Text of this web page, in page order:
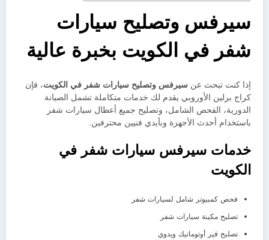
سيرفس وتصليح سيارات
شفر في الكويت بخبرة عالية
إذا كنت تبحث عن سيرفس وتصليح سيارات شفر في الكويت، فإن
كراج برلين الأوروبي يقدم لك خدمات متكاملة تشمل الصيانة
الدورية، الفحص الشامل، وتصليح جميع أعطال سيارات شفر
باستخدام أحدث الأجهزة وبأيدي فنيين محترفين.
خدمات سيرفس سيارات شفر في
الكويت
فحص كمبيوتر شامل لسيارات شفر
تصليح مكينة سيارات شفر
تصليح قير أوتوماتيك ويدوي